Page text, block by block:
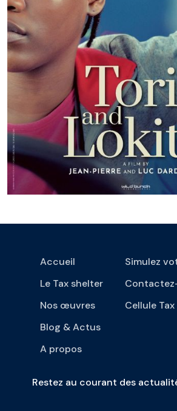
Accueil
Le Tax shelter
Nos œuvres
Blog & Actus
A propos
Simulez
Cellule
Restez au courant des